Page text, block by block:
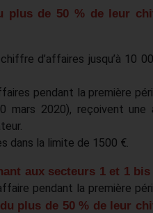
plus de 50 % de leur
d’affaires jusqu’à 10
pendant la première
mars 2020), reçoivent une
dans la limite de 1500 €.
aux secteurs 1 et 1 bis
pendant la première
plus de 50 % de leur